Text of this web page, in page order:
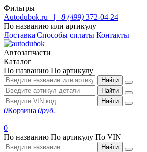
Фильтры
Autodubok.ru |
8 (499) 372-04-24
По названию или артикулу
Доставка Способы оплаты Контакты
Автозапчасти
Каталог
По названию По артикулу
Найти
Найти
Найти
0Корзина 0руб.
0
По названию По артикулу По VIN
Найти